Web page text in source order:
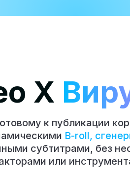
X
к публикации
B-roll,
субтитрами, без
или